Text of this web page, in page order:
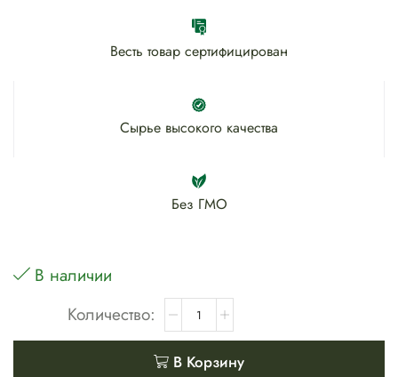
Весть товар сертифицирован
Сырье высокого качества
Без ГМО
В наличии
В Корзину